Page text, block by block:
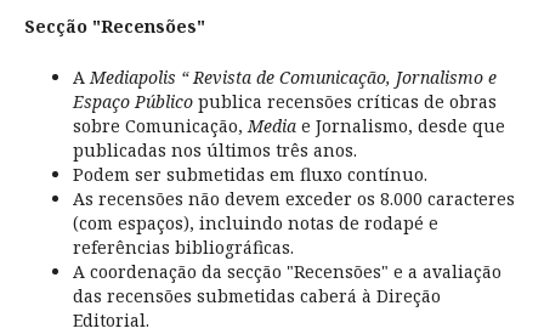
Secção "Recensões"
AMediapolis “ Revista de Comunicação, Jornalismo e
Espaço Públicopublica recensões críticas de obras
sobre Comunicação,Mediae Jornalismo, desde que
publicadas nos últimos três anos.
Podem ser submetidas em fluxo contínuo.
As recensões não devem exceder os 8.000 caracteres
(com espaços), incluindo notas de rodapé e
referências bibliográficas.
A coordenação da secção "Recensões" e a avaliação
das recensões submetidas caberá à Direção
Editorial.